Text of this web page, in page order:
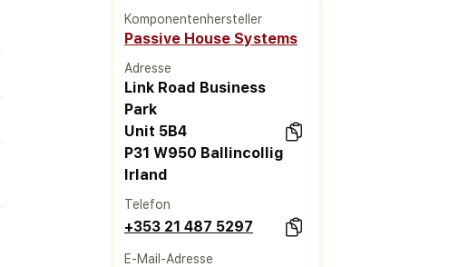
Komponentenhersteller
Passive House Systems
Adresse
Link Road Business
Park
Unit 5B4
P31 W950 Ballincollig
Irland
Telefon
+353 21 487 5297
E-Mail-Adresse